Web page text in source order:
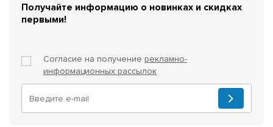
Получайте информацию о новинках и скидках
первыми!
Согласие на получение рекламно-
информационных рассылок